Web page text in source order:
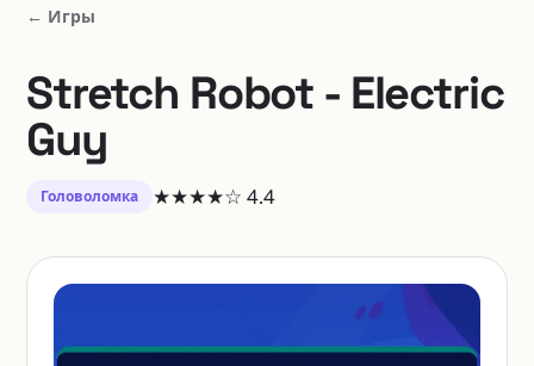
← Игры
Stretch Robot - Electric
Guy
Головоломка ★★★★☆ 4.4